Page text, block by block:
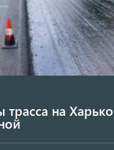
трасса на